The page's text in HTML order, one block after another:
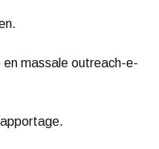
en massale outreach-e-